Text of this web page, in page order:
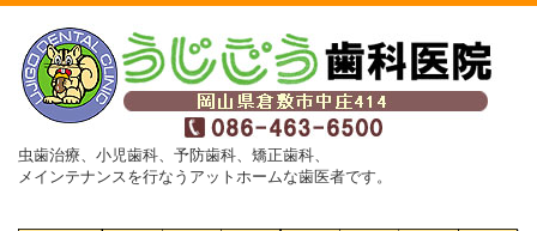
虫歯治療、小児歯科、予防歯科、矯正歯科、
メインテナンスを行なうアットホームな歯医者です。